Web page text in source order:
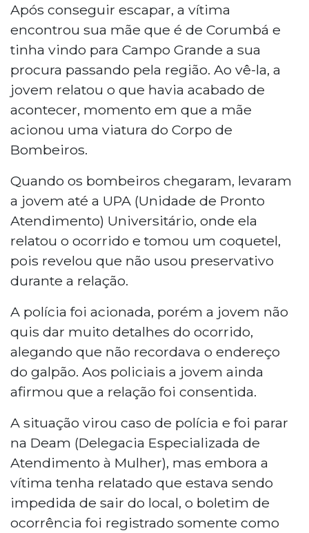
Após conseguir escapar, a vítima
encontrou sua mãe que é de Corumbá e
tinha vindo para Campo Grande a sua
procura passando pela região. Ao vê-la, a
jovem relatou o que havia acabado de
acontecer, momento em que a mãe
acionou uma viatura do Corpo de
Bombeiros.
Quando os bombeiros chegaram, levaram
a jovem até a UPA (Unidade de Pronto
Atendimento) Universitário, onde ela
relatou o ocorrido e tomou um coquetel,
pois revelou que não usou preservativo
durante a relação.
A polícia foi acionada, porém a jovem não
quis dar muito detalhes do ocorrido,
alegando que não recordava o endereço
do galpão. Aos policiais a jovem ainda
afirmou que a relação foi consentida.
A situação virou caso de polícia e foi parar
na Deam (Delegacia Especializada de
Atendimento à Mulher), mas embora a
vítima tenha relatado que estava sendo
impedida de sair do local, o boletim de
ocorrência foi registrado somente como